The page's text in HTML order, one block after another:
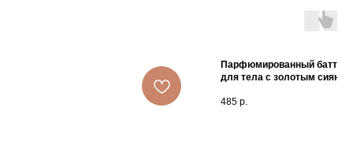
Парфюмированный баттер
для тела с золотым
485 р.